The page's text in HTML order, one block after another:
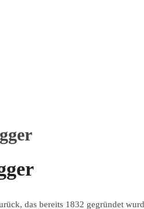
das bereits 1832 gegründet